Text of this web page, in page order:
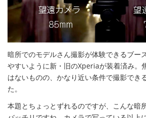
暗所でのモデルさん撮影が体験できるブー
やすいように新・旧のXperiaが装着済み。
はないものの、かなり近い条件で撮影でき
た。
本題とちょっとずれるのですが、こんな暗